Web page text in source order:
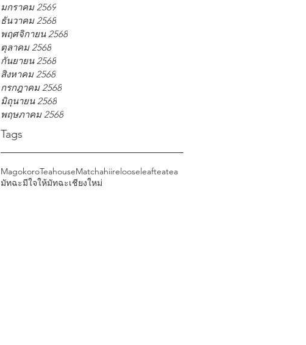
มกราคม 2569
ธันวาคม 2568
พฤศจิกายน 2568
ตุลาคม 2568
กันยายน 2568
สิงหาคม 2568
กรกฎาคม 2568
มิถุนายน 2568
พฤษภาคม 2568
Tags
MagokoroTeahouseMatchahiirelooseleafteatea
มัทฉะมีใจให้มัทฉะเชียงใหม่